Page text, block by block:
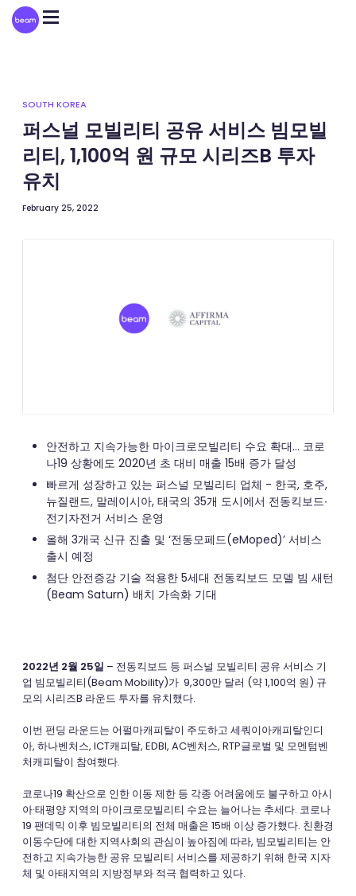
Please
note:
This
SOUTH KOREA
퍼스널 모빌리티 공유 서비스 빔모빌
리티, 1,100억 원 규모 시리즈B 투자
유치
February 25, 2022
안전하고 지속가능한 마이크로모빌리티 수요 확대… 코로
나19 상황에도 2020년 초 대비 매출 15배 증가 달성
빠르게 성장하고 있는 퍼스널 모빌리티 업체 - 한국, 호주,
뉴질랜드, 말레이시아, 태국의 35개 도시에서 전동킥보드∙
전기자전거 서비스 운영
올해 3개국 신규 진출 및 ‘전동모페드(eMoped)’ 서비스
출시 예정
첨단 안전증강 기술 적용한 5세대 전동킥보드 모델 빔 새턴
(Beam Saturn) 배치 가속화 기대
2022년 2월 25일 – 전동킥보드 등 퍼스널 모빌리티 공유 서비스 기
업 빔모빌리티(Beam Mobility)가 9,300만 달러 (약 1,100억 원) 규
모의 시리즈B 라운드 투자를 유치했다.
이번 펀딩 라운드는 어펄마캐피탈이 주도하고 세쿼이아캐피탈인디
아, 하나벤처스, ICT캐피탈, EDBI, AC벤처스, RTP글로벌 및 모멘텀벤
처캐피탈이 참여했다.
코로나19 확산으로 인한 이동 제한 등 각종 어려움에도 불구하고 아시
아·태평양 지역의 마이크로모빌리티 수요는 늘어나는 추세다. 코로나
19 팬데믹 이후 빔모빌리티의 전체 매출은 15배 이상 증가했다. 친환경
이동수단에 대한 지역사회의 관심이 높아짐에 따라, 빔모빌리티는 안
전하고 지속가능한 공유 모빌리티 서비스를 제공하기 위해 한국 지자
체 및 아태지역의 지방정부와 적극 협력하고 있다.